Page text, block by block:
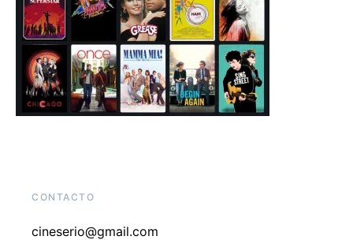
CONTACTO
cineserio@gmail.com